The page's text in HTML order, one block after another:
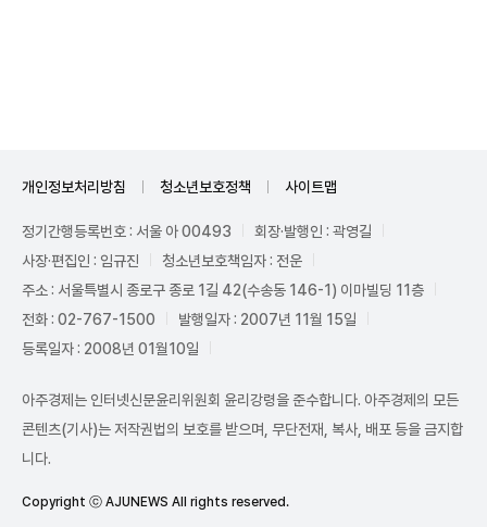
개인정보처리방침 청소년보호정책 사이트맵
정기간행등록번호 : 서울 아 00493
회장·발행인 : 곽영길
사장·편집인 : 임규진
청소년보호책임자 : 전운
주소 : 서울특별시 종로구 종로 1길 42(수송동 146-1) 이마빌딩 11층
전화 : 02-767-1500
발행일자 : 2007년 11월 15일
등록일자 : 2008년 01월10일
아주경제는 인터넷신문윤리위원회 윤리강령을 준수합니다. 아주경제의 모든
콘텐츠(기사)는 저작권법의 보호를 받으며, 무단전재, 복사, 배포 등을 금지합
니다.
Copyright ⓒ AJUNEWS All rights reserved.